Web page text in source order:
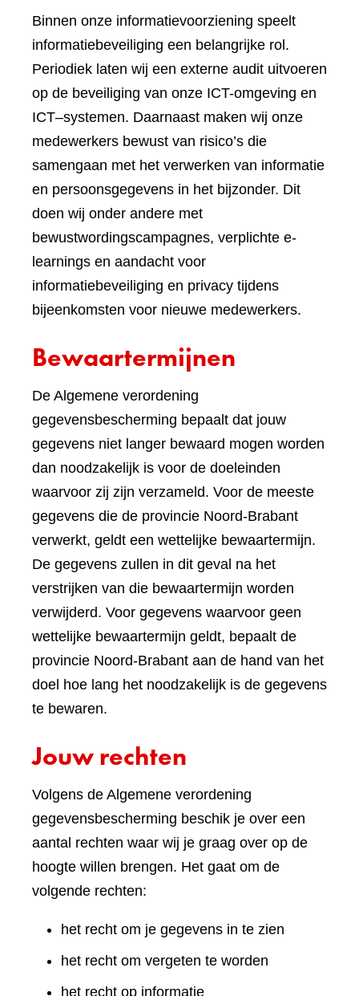
Binnen onze informatievoorziening speelt
informatiebeveiliging een belangrijke rol.
Periodiek laten wij een externe audit uitvoeren
op de beveiliging van onze ICT-omgeving en
ICT–systemen. Daarnaast maken wij onze
medewerkers bewust van risico’s die
samengaan met het verwerken van informatie
en persoonsgegevens in het bijzonder. Dit
doen wij onder andere met
bewustwordingscampagnes, verplichte e-
learnings en aandacht voor
informatiebeveiliging en privacy tijdens
bijeenkomsten voor nieuwe medewerkers.
Bewaartermijnen
De Algemene verordening
gegevensbescherming bepaalt dat jouw
gegevens niet langer bewaard mogen worden
dan noodzakelijk is voor de doeleinden
waarvoor zij zijn verzameld. Voor de meeste
gegevens die de provincie Noord-Brabant
verwerkt, geldt een wettelijke bewaartermijn.
De gegevens zullen in dit geval na het
verstrijken van die bewaartermijn worden
verwijderd. Voor gegevens waarvoor geen
wettelijke bewaartermijn geldt, bepaalt de
provincie Noord-Brabant aan de hand van het
doel hoe lang het noodzakelijk is de gegevens
te bewaren.
Jouw rechten
Volgens de Algemene verordening
gegevensbescherming beschik je over een
aantal rechten waar wij je graag over op de
hoogte willen brengen. Het gaat om de
volgende rechten:
het recht om je gegevens in te zien
het recht om vergeten te worden
het recht op informatie